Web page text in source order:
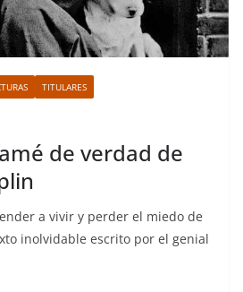
TITULARES
de verdad de
a vivir y perder el miedo de
inolvidable escrito por el genial